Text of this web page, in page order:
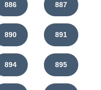
886 887
890 891
894 895